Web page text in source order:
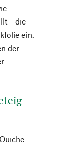
– die
ein.
der